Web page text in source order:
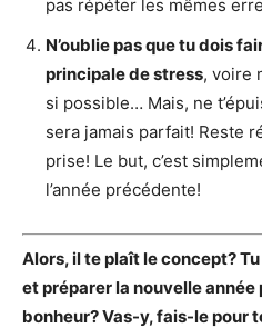
pas répéter les mêmes
N’oublie pas que tu dois
principale de stress, voire
si possible… Mais, ne
sera jamais parfait! Reste
prise! Le but, c’est
l’année précédente!
Alors, il te plaît le concept?
et préparer la nouvelle année
bonheur? Vas-y, fais-le pour